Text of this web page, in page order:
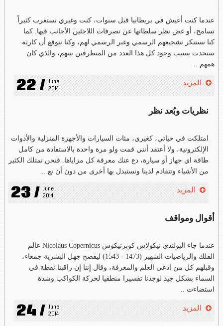
عندما كنت أعيش في بريطانيا قبل سنوات، كنت وغيري نستغرب كثيراً
تسامح، أو غض نظر سلطاتها عن تصرفات اللاجئين الأجانب فيها. كما
كنا نستنكر تشجيعهم الرسمي وغير الرسمي لهم، وكنا نتوقع أن كارثة
ستحدث بسبب وجود كل هذا العدد من المتطرفين بينهم، والذي كان
همهم ..
22 / June
2014
المزيد
نظريات وبُعد نظر
امتلكت في حياتي، كغيري، مئات السيارات والأجهزة المنزلية والأدوات
الإلكترونية، ولا أعتقد أنني قمت ولو مرة واحدة بالاستفادة من كامل
طاقة اي جهاز أو سيارة، دع عنك معرفة كل مزاياها. فنحن نمتلك الكثير
من الأشياء وتتقادم لدينا ونستبدل بها أخرى من دون أن نع ..
23 / June
2014
المزيد
أقوال ومواقف
عندما جاء البولندي نيكولاس كوبرنيكوس Nicolaus Copernicus عالم
الفلك والرياضيات الشهير (1473 - 1543) ليفضح جهل البشرية جمعاء،
وقبلهم كل من ادعى العلم والمعرفة، وقال إننا إن راقبنا نقطة في
السماء بشكل جيد لوجدنا تفسيرا منطقيا لحركة الكواكب وشدة
استضاءت ..
24 / June
2014
المزيد